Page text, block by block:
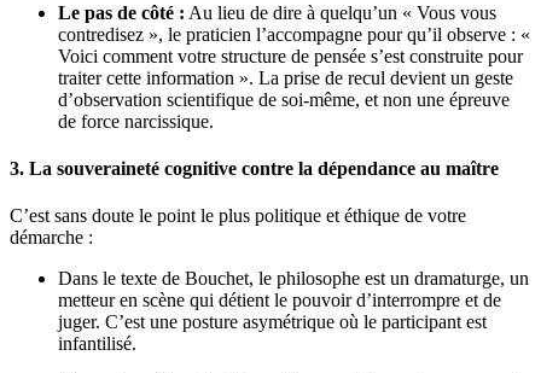
Le pas de côté : Au lieu de dire à quelqu’un « Vous vous
contredisez », le praticien l’accompagne pour qu’il observe : «
Voici comment votre structure de pensée s’est construite pour
traiter cette information ». La prise de recul devient un geste
d’observation scientifique de soi-même, et non une épreuve
de force narcissique.
3. La souveraineté cognitive contre la dépendance au maître
C’est sans doute le point le plus politique et éthique de votre
démarche :
Dans le texte de Bouchet, le philosophe est un dramaturge, un
metteur en scène qui détient le pouvoir d’interrompre et de
juger. C’est une posture asymétrique où le participant est
infantilisé.